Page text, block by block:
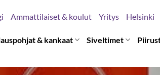
Ammattilaiset & koulut Yritys Helsinki
& kankaat Siveltimet